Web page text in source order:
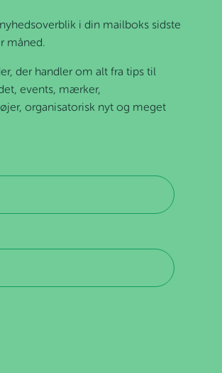
i din mailboks sidste
måned.
der handler om alt fra tips til
events, mærker,
organisatorisk nyt og meget